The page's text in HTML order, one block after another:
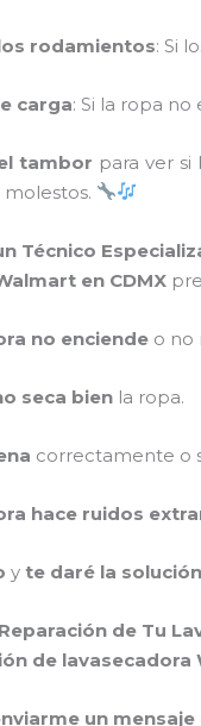
rodamientos: Si
carga: Si la ropa
tambor para ver si
Técnico
en CDMX
no enciende o no
seca bien la ropa.
correctamente o
hace ruidos
y te daré la
de Tu
de lavasecadora
un mensaje